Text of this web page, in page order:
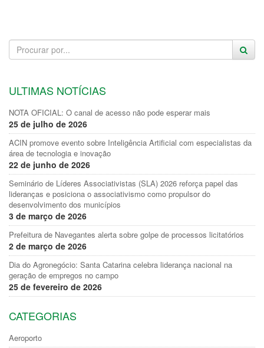
ULTIMAS NOTÍCIAS
NOTA OFICIAL: O canal de acesso não pode esperar mais
25 de julho de 2026
ACIN promove evento sobre Inteligência Artificial com especialistas da
área de tecnologia e inovação
22 de junho de 2026
Seminário de Líderes Associativistas (SLA) 2026 reforça papel das
lideranças e posiciona o associativismo como propulsor do
desenvolvimento dos municípios
3 de março de 2026
Prefeitura de Navegantes alerta sobre golpe de processos licitatórios
2 de março de 2026
Dia do Agronegócio: Santa Catarina celebra liderança nacional na
geração de empregos no campo
25 de fevereiro de 2026
CATEGORIAS
Aeroporto